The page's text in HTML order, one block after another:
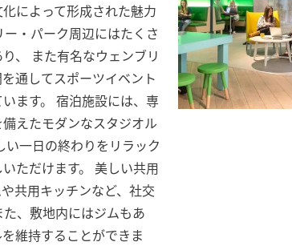
によって形成された魅力
・パーク周辺にはたくさ
、 また有名なウェンブリ
通してスポーツイベント
ます。 宿泊施設には、専
えたモダンなスタジオル
一日の終わりをリラック
ただけます。 美しい共用
共用キッチンなど、社交
、敷地内にはジムもあ
維持することができま